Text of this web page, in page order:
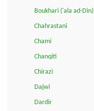
Boukhari ('ala ad-Din)
Chahrastani
Chami
Chanqiti
Chirazi
Dajwi
Dardir